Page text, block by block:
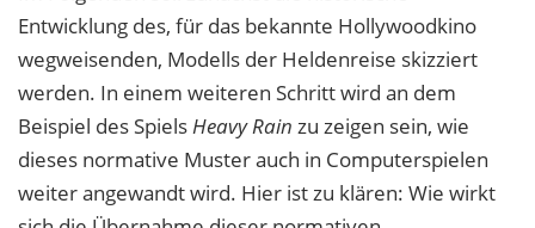
Entwicklung des, für das bekannte Hollywoodkino
wegweisenden, Modells der Heldenreise skizziert
werden. In einem weiteren Schritt wird an dem
Beispiel des SpielsHeavy Rain zu zeigen sein, wie
dieses normative Muster auch in Computerspielen
weiter angewandt wird. Hier ist zu klären: Wie wirkt